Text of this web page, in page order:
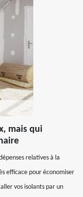
mais qui
relatives à la
efficace pour économiser
vos isolants par un